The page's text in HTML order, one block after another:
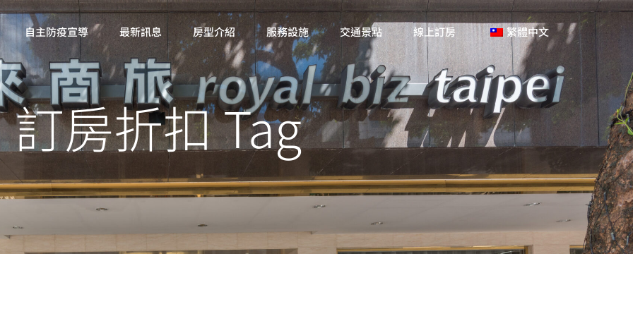
自主防疫宣導 最新訊息 房型介紹 服務設施 交通景點 線上訂房 繁體中文
訂房折扣 Tag